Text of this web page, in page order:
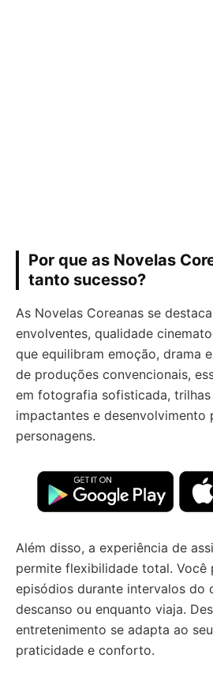
Por que as Novelas
tanto sucesso?
As Novelas Coreanas se
envolventes, qualidade
que equilibram emoção, drama
de produções convencionais,
em fotografia sofisticada, trilhas
impactantes e desenvolvimento
personagens.
Além disso, a experiência de
permite flexibilidade total. Você
episódios durante intervalos do
descanso ou enquanto viaja.
entretenimento se adapta ao
praticidade e conforto.